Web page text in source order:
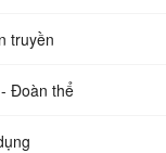
truyền
Đoàn thể